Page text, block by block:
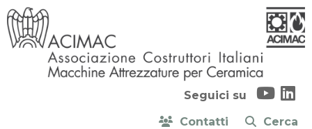
Seguici su
Contatti
Cerca